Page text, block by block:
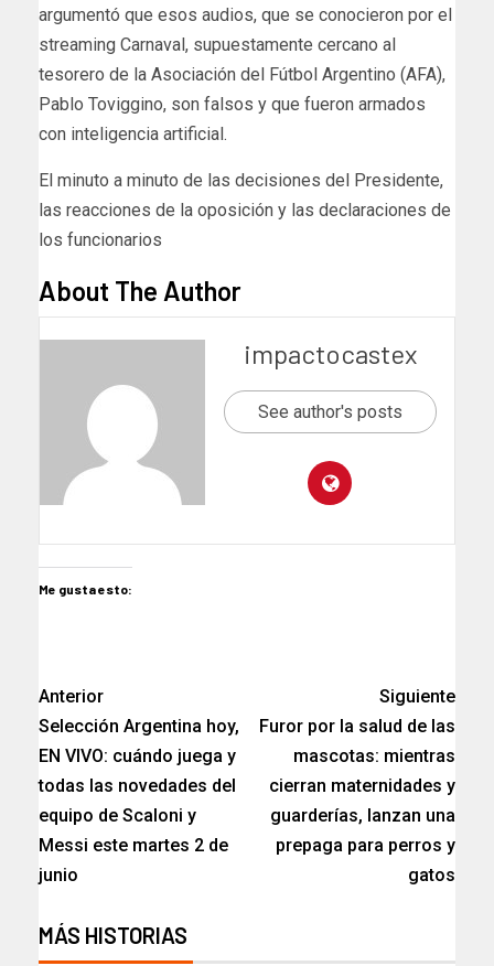
argumentó que esos audios, que se conocieron por el
streaming Carnaval, supuestamente cercano al
tesorero de la Asociación del Fútbol Argentino (AFA),
Pablo Toviggino, son falsos y que fueron armados
con inteligencia artificial.
​El minuto a minuto de las decisiones del Presidente,
las reacciones de la oposición y las declaraciones de
los funcionarios
About The Author
impactocastex
See author's posts
Me gusta esto:
Anterior
Selección Argentina hoy,
EN VIVO: cuándo juega y
todas las novedades del
equipo de Scaloni y
Messi este martes 2 de
junio
Siguiente
Furor por la salud de las
mascotas: mientras
cierran maternidades y
guarderías, lanzan una
prepaga para perros y
gatos
MÁS HISTORIAS